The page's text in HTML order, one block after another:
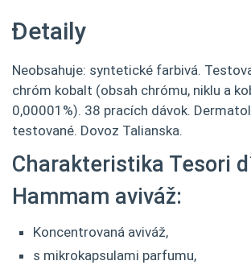
Detaily
Neobsahuje: syntetické farbivá.
chróm kobalt (obsah chrómu, niklu a
0,00001%). 38 pracích dávok.
testované. Dovoz Talianska.
Charakteristika Tesori
Hammam aviváž:
Koncentrovaná aviváž,
s mikrokapsulami parfumu,